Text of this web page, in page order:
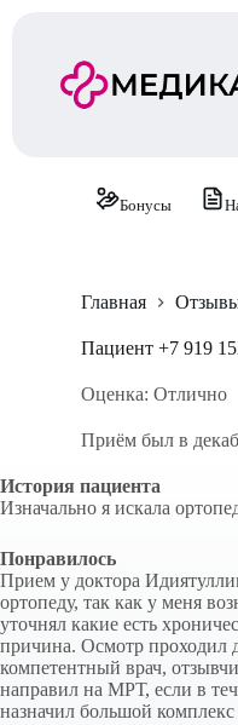
Бонусы
Главная
Пациент +7 919
Оценка: Отлично
Приём был в
История пациента
Изначально я искала
Понравилось
Прием у доктора
ортопеду, так как у меня
уточнял какие есть
причина. Осмотр проходил
компетентный врач,
направил на МРТ, если в
назначил большой